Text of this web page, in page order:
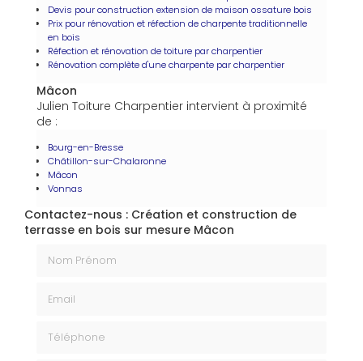
Devis pour construction extension de maison ossature bois
Prix pour rénovation et réfection de charpente traditionnelle
en bois
Réfection et rénovation de toiture par charpentier
Rénovation complète d'une charpente par charpentier
Mâcon
Julien Toiture Charpentier intervient à proximité
de :
Bourg-en-Bresse
Châtillon-sur-Chalaronne
Mâcon
Vonnas
Contactez-nous : Création et construction de
terrasse en bois sur mesure Mâcon